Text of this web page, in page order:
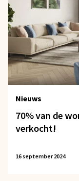
Nieuws
70% van de
verkocht!
16 september 2024